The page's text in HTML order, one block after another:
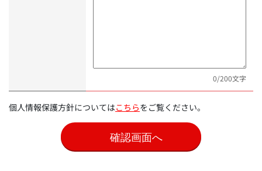
0/200文字
個人情報保護方針についてはこちらをご覧ください。